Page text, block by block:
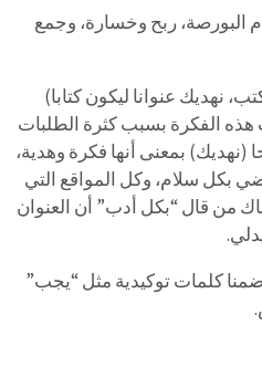
البورصة، ربح وخسارة، وجمع
نهديك عنوانا ليكون كتابا)
هذه الفكرة بسبب كثرة الطلبات
بمعنى أنها فكرة وهدية،
بكل سلام، وكل المواقع التي
من قال “بكل أدب” أن العنوان
كلمات توكيدية مثل “يجب”